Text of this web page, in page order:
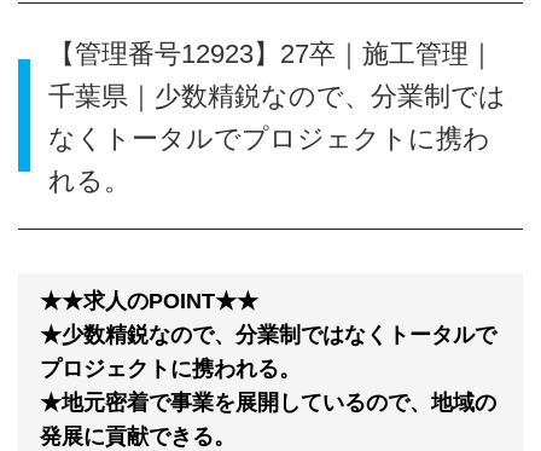
【管理番号12923】27卒｜施工管理｜
千葉県｜少数精鋭なので、分業制では
なくトータルでプロジェクトに携わ
れる。
★★求人のPOINT★★
★少数精鋭なので、分業制ではなくトータルで
プロジェクトに携われる。
★地元密着で事業を展開しているので、地域の
発展に貢献できる。